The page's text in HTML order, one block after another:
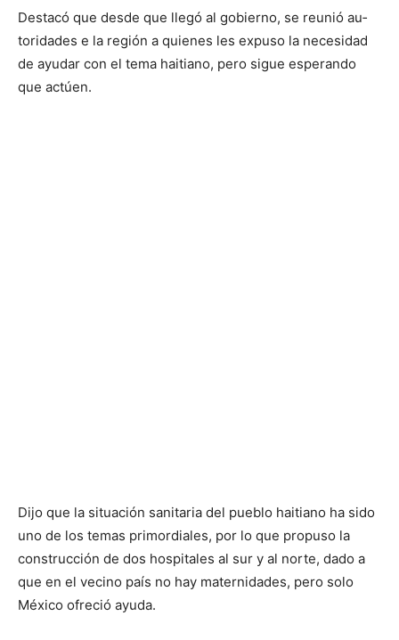
Destacó que desde que lle­gó al gobierno, se reunió au­
toridades e la región a quie­nes les expuso la necesidad
de ayudar con el tema hai­tiano, pero sigue esperando
que actúen.
Dijo que la situación sa­nitaria del pueblo haitiano ha sido
uno de los temas primordiales, por lo que propuso la
construcción de dos hospitales al sur y al norte, dado a
que en el vecino país no hay mater­nidades, pero solo
México ofreció ayuda.